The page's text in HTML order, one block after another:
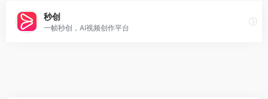
秒创
一帧秒创，AI视频创作平台